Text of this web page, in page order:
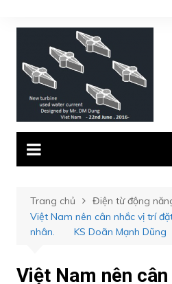
đến
Trang chủ
Điện từ động
Việt Nam nên cân nhắc vị trí
nhân. KS Doãn Mạnh Dũng
Việt Nam nên